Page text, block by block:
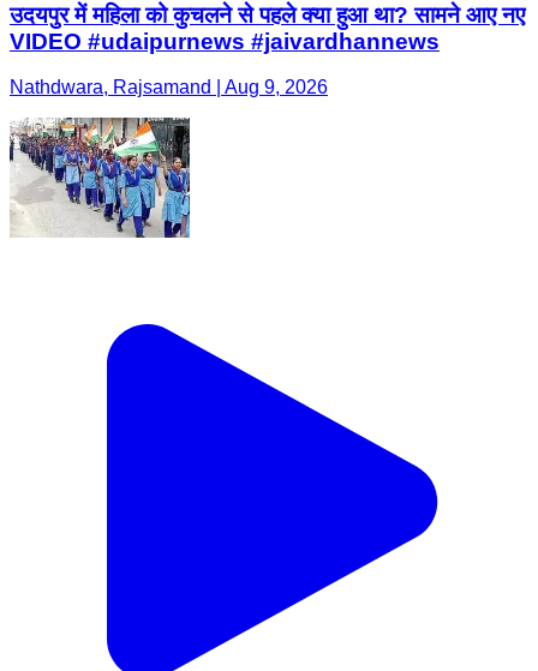
उदयपुर में महिला को कुचलने से पहले क्या हुआ था? सामने आए नए
VIDEO #udaipurnews #jaivardhannews
Nathdwara, Rajsamand | Aug 9, 2026